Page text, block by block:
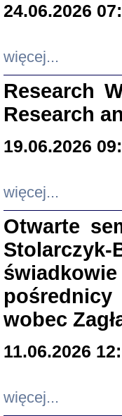
24.06.2026
więcej...
Research
Research
19.06.2026
więcej...
Otwarte
wobec
11.06.2026
więcej...